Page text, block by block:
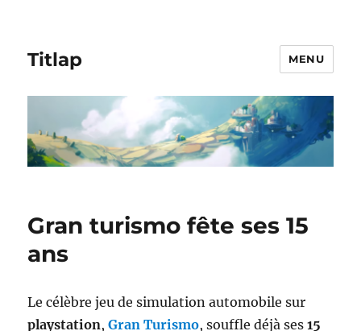
Titlap MENU
Gran turismo fête ses 15
ans
Le célèbre jeu de simulation automobile sur
playstation,Gran Turismo, souffle déjà ses15